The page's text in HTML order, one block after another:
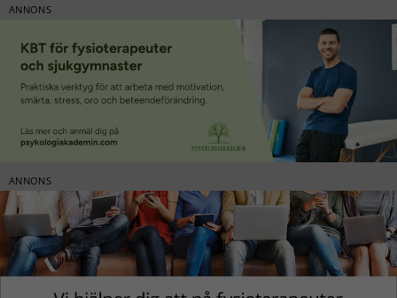
ANNONS
ANNONS